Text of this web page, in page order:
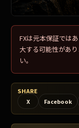
FXは元本保証では
大する可能性があ
い。
SHARE
X
Facebook